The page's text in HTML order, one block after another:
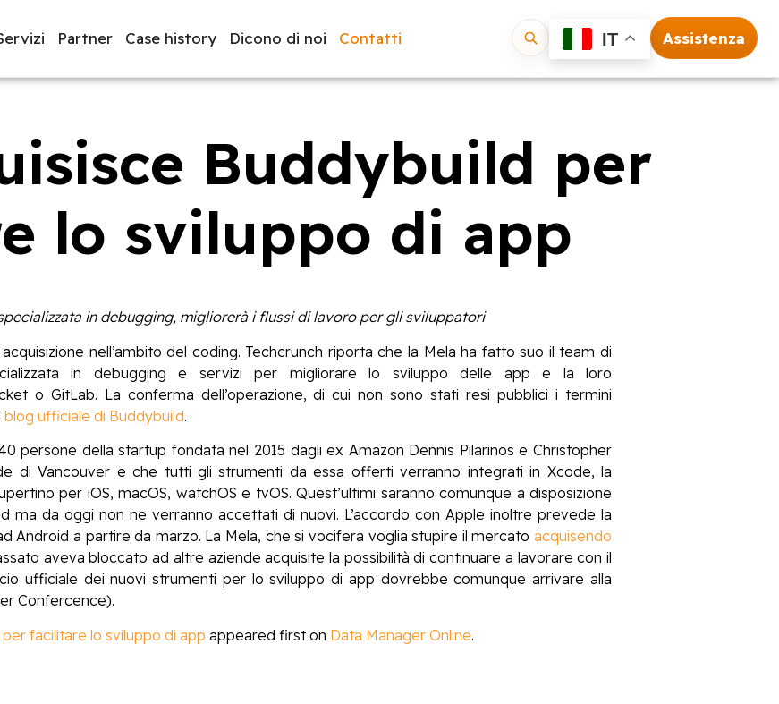
Partner Case history Dicono di noi Contatti IT Assistenza
software BeeProd
Buddybuild per
lo sviluppo di app
in debugging, migliorerà i flussi di lavoro per gli sviluppatori
nell’ambito del coding. Techcrunch riporta che la Mela ha fatto suo il team di
in debugging e servizi per migliorare lo sviluppo delle app e la loro
o GitLab. La conferma dell’operazione, di cui non sono stati resi pubblici i termini
blog ufficiale di Buddybuild.
persone della startup fondata nel 2015 dagli ex Amazon Dennis Pilarinos e Christopher
di Vancouver e che tutti gli strumenti da essa offerti verranno integrati in Xcode, la
per iOS, macOS, watchOS e tvOS. Quest’ultimi saranno comunque a disposizione
ma da oggi non ne verranno accettati di nuovi. L’accordo con Apple inoltre prevede la
Android a partire da marzo. La Mela, che si vocifera voglia stupire il mercato acquisendo
aveva bloccato ad altre aziende acquisite la possibilità di continuare a lavorare con il
ufficiale dei nuovi strumenti per lo sviluppo di app dovrebbe comunque arrivare alla
Confercence).
facilitare lo sviluppo di app appeared first on Data Manager Online.